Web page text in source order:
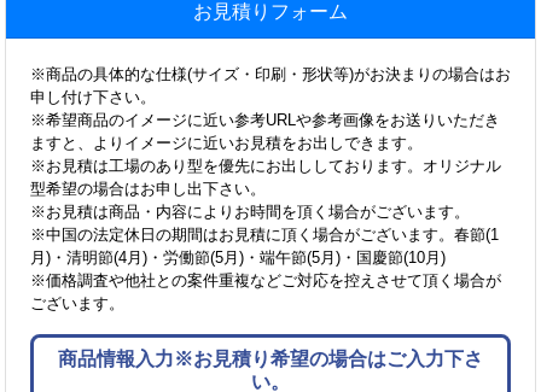
お見積りフォーム
※商品の具体的な仕様(サイズ・印刷・形状等)がお決まりの場合はお
申し付け下さい。
※希望商品のイメージに近い参考URLや参考画像をお送りいただき
ますと、よりイメージに近いお見積をお出しできます。
※お見積は工場のあり型を優先にお出ししております。オリジナル
型希望の場合はお申し出下さい。
※お見積は商品・内容によりお時間を頂く場合がございます。
※中国の法定休日の期間はお見積に頂く場合がございます。春節(1
月)・清明節(4月)・労働節(5月)・端午節(5月)・国慶節(10月)
※価格調査や他社との案件重複などご対応を控えさせて頂く場合が
ございます。
商品情報入力※お見積り希望の場合はご入力下さ
い。